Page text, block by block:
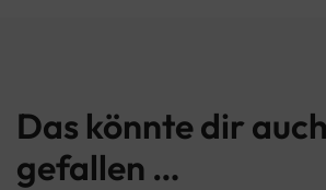
Das könnte dir auch
gefallen …